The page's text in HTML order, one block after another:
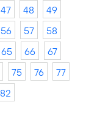
47 48
49
56 57
58
65 66
67
75 76
77
82